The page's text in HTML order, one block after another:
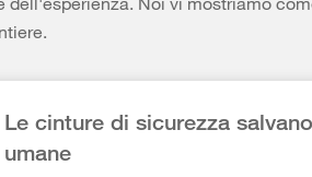
Le cinture di sicurezza
umane